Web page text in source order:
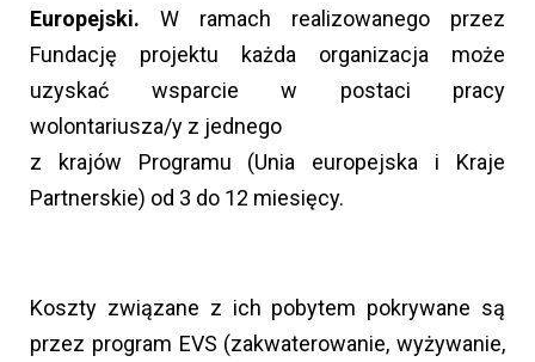
Europejski. W ramach realizowanego przez
Fundację projektu każda organizacja może
uzyskać wsparcie w postaci pracy
wolontariusza/y z jednego
z krajów Programu (Unia europejska i Kraje
Partnerskie) od 3 do 12 miesięcy.
Koszty związane z ich pobytem pokrywane są
przez program EVS (zakwaterowanie, wyżywanie,